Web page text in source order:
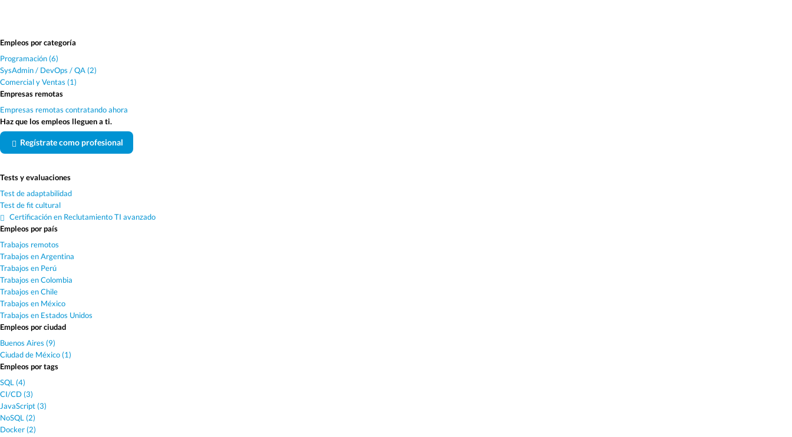
Empleos por categoría
Programación (6)
SysAdmin / DevOps / QA (2)
Comercial y Ventas (1)
Empresas remotas
Empresas remotas contratando ahora
Haz que los empleos lleguen a ti.
Regístrate como profesional
Tests y evaluaciones
Test de adaptabilidad
Test de fit cultural
Certificación en Reclutamiento TI avanzado
Empleos por país
Trabajos remotos
Trabajos en Argentina
Trabajos en Perú
Trabajos en Colombia
Trabajos en Chile
Trabajos en México
Trabajos en Estados Unidos
Empleos por ciudad
Buenos Aires (9)
Ciudad de México (1)
Empleos por tags
SQL (4)
CI/CD (3)
JavaScript (3)
NoSQL (2)
Docker (2)